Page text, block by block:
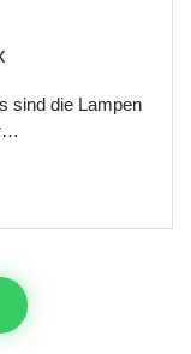
sind die Lampen